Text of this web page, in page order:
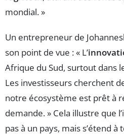
mondial. »
Un entrepreneur de
son point de vue : « L’
Afrique du Sud, surtout dans
Les investisseurs cherchent
notre écosystème est prêt à
demande. » Cela illustre que
pas à un pays, mais s’étend